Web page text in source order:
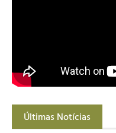
Últimas Notícias